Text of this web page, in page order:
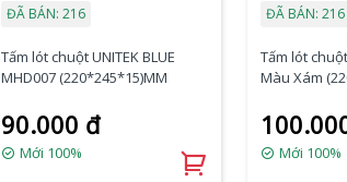
ĐÃ BÁN: 216
Tấm lót chuột UNITEK BLUE
MHD007 (220*245*15)MM
90.000 đ
Mới 100%
ĐÃ BÁN: 216
Tấm lót
Màu Xám
Mới 100%